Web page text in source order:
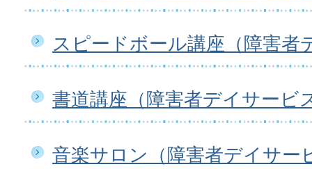
スピードボール講座（障害者
書道講座（障害者デイサービ
音楽サロン（障害者デイサー